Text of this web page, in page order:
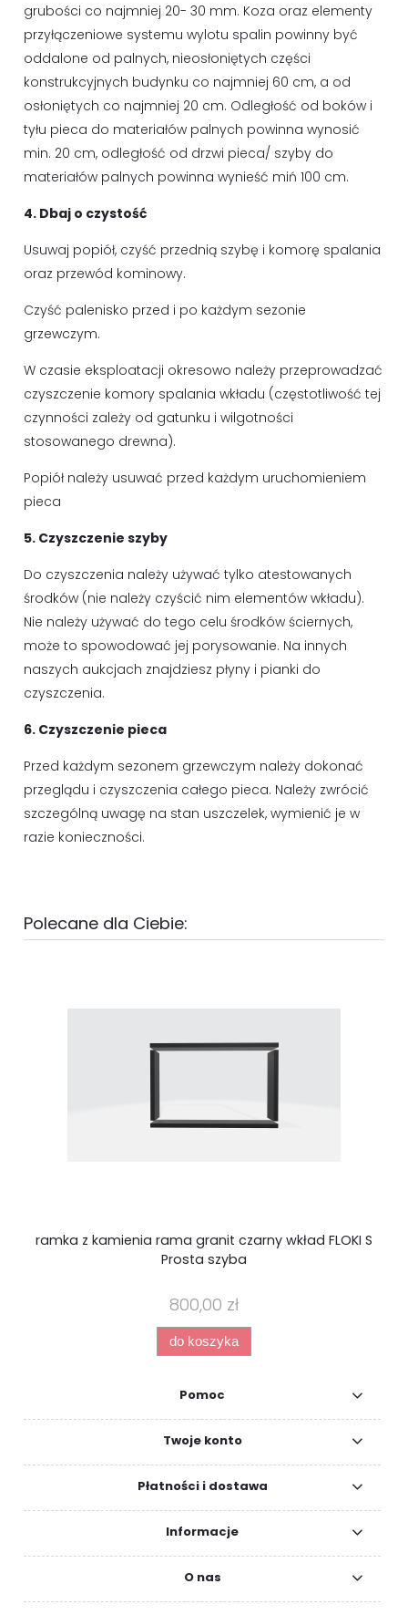
grubości co najmniej 20- 30 mm. Koza oraz elementy
przyłączeniowe systemu wylotu spalin powinny być
oddalone od palnych, nieosłoniętych części
konstrukcyjnych budynku co najmniej 60 cm, a od
osłoniętych co najmniej 20 cm. Odległość od boków i
tyłu pieca do materiałów palnych powinna wynosić
min. 20 cm, odległość od drzwi pieca/ szyby do
materiałów palnych powinna wynieść miń 100 cm.
4. Dbaj o czystość
Usuwaj popiół, czyść przednią szybę i komorę spalania
oraz przewód kominowy.
Czyść palenisko przed i po każdym sezonie
grzewczym.
W czasie eksploatacji okresowo należy przeprowadzać
czyszczenie komory spalania wkładu (częstotliwość tej
czynności zależy od gatunku i wilgotności
stosowanego drewna).
Popiół należy usuwać przed każdym uruchomieniem
pieca
5. Czyszczenie szyby
Do czyszczenia należy używać tylko atestowanych
środków (nie należy czyścić nim elementów wkładu).
Nie należy używać do tego celu środków ściernych,
może to spowodować jej porysowanie. Na innych
naszych aukcjach znajdziesz płyny i pianki do
czyszczenia.
6. Czyszczenie pieca
Przed każdym sezonem grzewczym należy dokonać
przeglądu i czyszczenia całego pieca. Należy zwrócić
szczególną uwagę na stan uszczelek, wymienić je w
razie konieczności.
Polecane dla Ciebie:
ramka z kamienia rama granit czarny wkład FLOKI S
Prosta szyba
800,00 zł
do koszyka
Pomoc
Twoje konto
Płatności i dostawa
Informacje
O nas